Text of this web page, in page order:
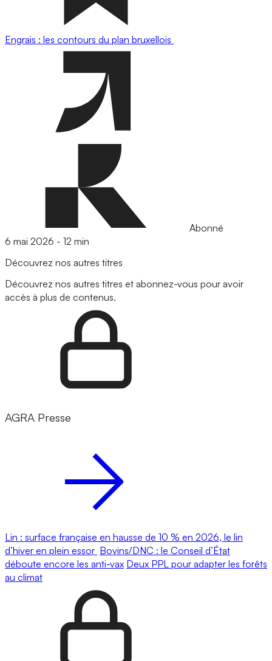
Engrais : les contours du plan bruxellois
Abonné
6 mai 2026 - 12 min
Découvrez nos autres titres
Découvrez nos autres titres et abonnez-vous pour avoir
accès à plus de contenus.
AGRA Presse
Lin : surface française en hausse de 10 % en 2026, le lin
d’hiver en plein essor Bovins/DNC : le Conseil d’État
déboute encore les anti-vax Deux PPL pour adapter les forêts
au climat